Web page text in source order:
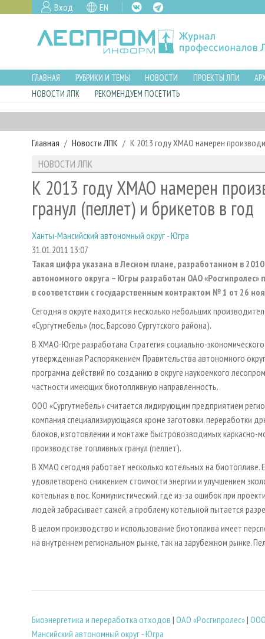
Вход EN
ГЛАВНАЯ РУБРИКИ И ТЕМЫ НОВОСТИ ПРОЕКТЫ ЛПИ
НОВОСТИ ЛПК
РЕКОМЕНДУЕМ ПОСЕТИТЬ
Главная Новости ЛПК К 2013 году ХМАО намерен
НОВОСТИ ЛПК
К 2013 году ХМАО намерен
гранул (пеллет) и брикетов в год
Ханты-Мансийский автономный округ - Югра
31.01.2011 13:07
Такая цифра указана в Лесном плане, разработанном в
автономного округа − Югры разработан ОАО «Росгипролес»
в соответствии с государственным контрактом № 1 от 26
Сегодня в округе находится несколько небольших
«Сургутмебель» (пос. Барсово Сургутского района).
В ХМАО-Югре разработана Стратегия социально-
утвержденная Распоряжением Правительства автономного
программа действий по созданию в округе наукоемкого
частности имеющих биотопливную направленность.
ООО «Сургутмебель» считается лидирующим предприятием
компания специализирующаяся кроме заготовки, переработки
блоков, изготовлении и монтаже быстровозводимых
производстве топливных гранул (пеллет).
В ХМАО сегодня работает несколько котельных на
удовлетворено снижением стоимости энергии и улучшением
котельная в пос. Коммунистический, где из-за ошибок при
людей забрасывает сажей, а проблему котельной пытается
В целом производство и использование биотоплива имеет
на внутреннем региональном рынке, так на зарубежном рынке.
Биoэнергетика и переработка отходов | ОАО «Росгипролес»| ООО
Мансийский автономный округ - Югра